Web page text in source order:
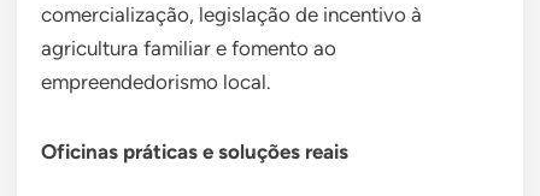
comercialização, legislação de incentivo à
agricultura familiar e fomento ao
empreendedorismo local.
Oficinas práticas e soluções reais